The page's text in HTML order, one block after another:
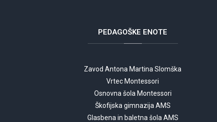
PEDAGOŠKE ENOTE
Zavod Antona Martina Slomška
Vrtec Montessori
Osnovna šola Montessori
Škofijska gimnazija AMS
Glasbena in baletna šola AMS